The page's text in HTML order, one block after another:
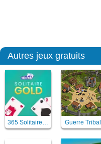
Autres jeux gratuits
365 Solitaire Gold Guerre